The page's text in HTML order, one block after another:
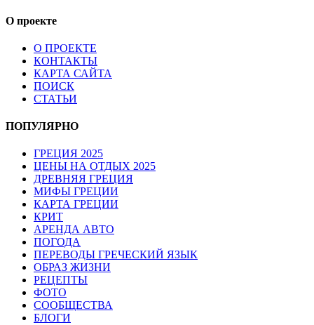
О проекте
О ПРОЕКТЕ
КОНТАКТЫ
КАРТА САЙТА
ПОИСК
СТАТЬИ
ПОПУЛЯРНО
ГРЕЦИЯ 2025
ЦЕНЫ НА ОТДЫХ 2025
ДРЕВНЯЯ ГРЕЦИЯ
МИФЫ ГРЕЦИИ
КАРТА ГРЕЦИИ
КРИТ
АРЕНДА АВТО
ПОГОДА
ПЕРЕВОДЫ ГРЕЧЕСКИЙ ЯЗЫК
ОБРАЗ ЖИЗНИ
РЕЦЕПТЫ
ФОТО
СООБЩЕСТВА
БЛОГИ